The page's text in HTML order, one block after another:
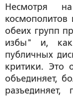
Несмотря
космополитов
обеих групп
избы" и, как
публичных
критики. Это
объединяет,